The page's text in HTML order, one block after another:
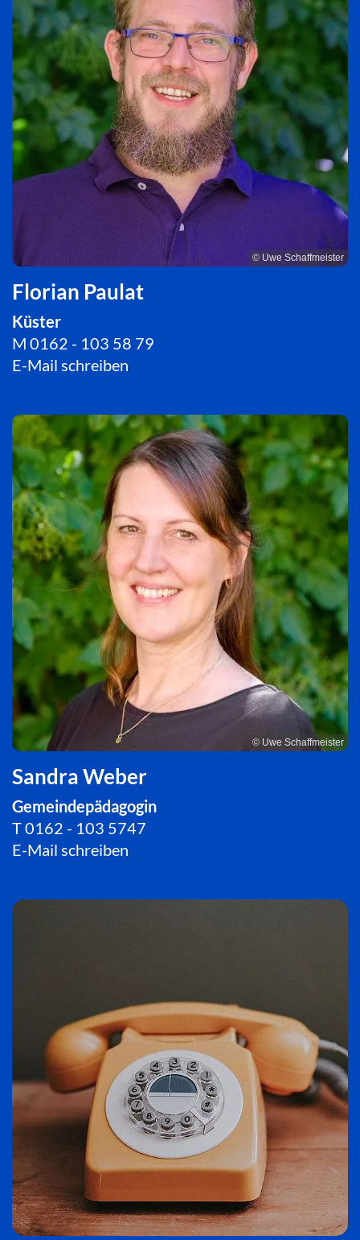
© Uwe Schaffmeister
Florian Paulat
Küster
M 0162 - 103 58 79
E-Mail schreiben
© Uwe Schaffmeister
Sandra Weber
Gemeindepädagogin
T0162 - 103 5747
E-Mail schreiben